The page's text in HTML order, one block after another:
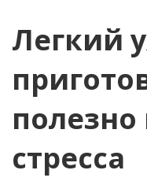
Легкий
полезно
стресса